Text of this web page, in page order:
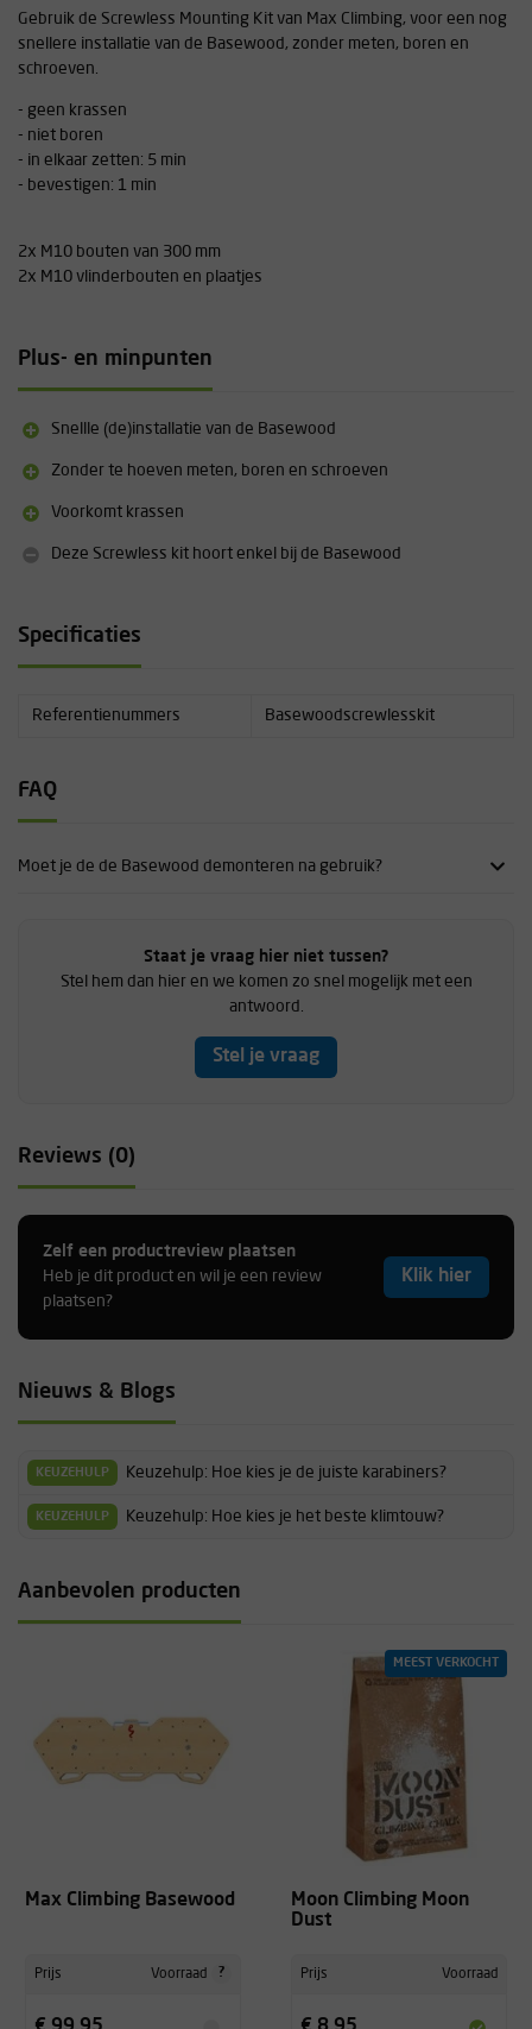
Gebruik de Screwless Mounting Kit van Max Climbing, voor een nog
snellere installatie van de Basewood, zonder meten, boren en
schroeven.
- geen krassen
- niet boren
- in elkaar zetten: 5 min
- bevestigen: 1 min
2x M10 bouten van 300 mm
2x M10 vlinderbouten en plaatjes
Plus- en minpunten
Snellle (de)installatie van de Basewood
Zonder te hoeven meten, boren en schroeven
Voorkomt krassen
Deze Screwless kit hoort enkel bij de Basewood
Specificaties
Referentienummers Basewoodscrewlesskit
FAQ
Moet je de de Basewood demonteren na gebruik?
Staat je vraag hier niet tussen?
Stel hem dan hier en we komen zo snel mogelijk met een
antwoord.
Stel je vraag
Reviews (0)
Zelf een productreview plaatsen
Heb je dit product en wil je een review
plaatsen?
Klik hier
Nieuws & Blogs
KEUZEHULP Keuzehulp: Hoe kies je de juiste karabiners?
KEUZEHULP Keuzehulp: Hoe kies je het beste klimtouw?
Aanbevolen producten
Max Climbing Basewood
Prijs Voorraad ?
MEEST VERKOCHT
Moon Climbing Moon
Dust
Prijs Voorraad